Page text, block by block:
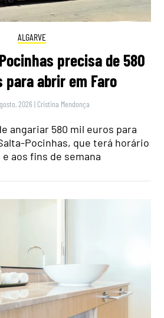
ALGARVE
precisa de 580
para abrir em Faro
2026 | Cristina Mendonça
angariar 580 mil euros para
Pocinhas, que terá horário
aos fins de semana